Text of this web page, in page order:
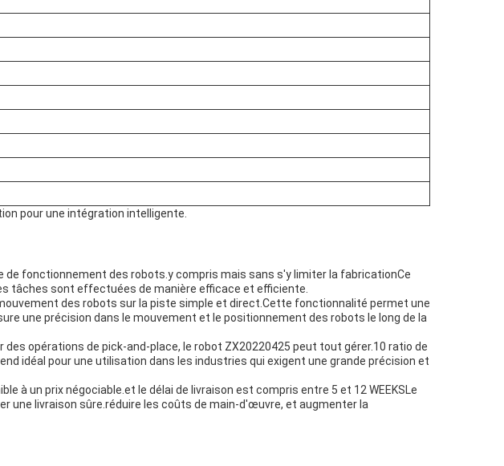
pour une intégration intelligente.
de fonctionnement des robots.y compris mais sans s'y limiter la fabricationCe
tâches sont effectuées de manière efficace et efficiente.
des robots sur la piste simple et direct.Cette fonctionnalité permet une
une précision dans le mouvement et le positionnement des robots le long de la
opérations de pick-and-place, le robot ZX20220425 peut tout gérer.10 ratio de
idéal pour une utilisation dans les industries qui exigent une grande précision et
à un prix négociable.et le délai de livraison est compris entre 5 et 12 WEEKSLe
une livraison sûre.réduire les coûts de main-d'œuvre, et augmenter la